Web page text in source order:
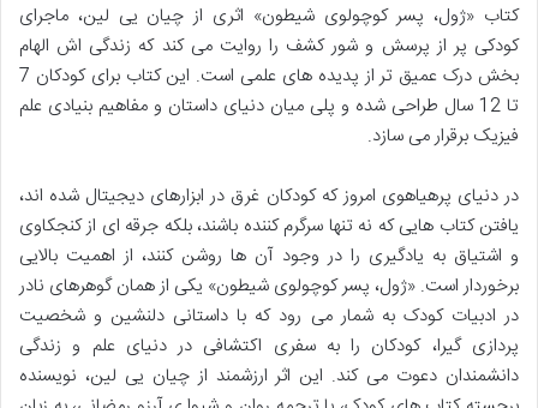
کتاب «ژول، پسر کوچولوی شیطون» اثری از چیان یی لین، ماجرای
کودکی پر از پرسش و شور کشف را روایت می کند که زندگی اش الهام
بخش درک عمیق تر از پدیده های علمی است. این کتاب برای کودکان 7
تا 12 سال طراحی شده و پلی میان دنیای داستان و مفاهیم بنیادی علم
فیزیک برقرار می سازد.
در دنیای پرهیاهوی امروز که کودکان غرق در ابزارهای دیجیتال شده اند،
یافتن کتاب هایی که نه تنها سرگرم کننده باشند، بلکه جرقه ای از کنجکاوی
و اشتیاق به یادگیری را در وجود آن ها روشن کنند، از اهمیت بالایی
برخوردار است. «ژول، پسر کوچولوی شیطون» یکی از همان گوهرهای نادر
در ادبیات کودک به شمار می رود که با داستانی دلنشین و شخصیت
پردازی گیرا، کودکان را به سفری اکتشافی در دنیای علم و زندگی
دانشمندان دعوت می کند. این اثر ارزشمند از چیان یی لین، نویسنده